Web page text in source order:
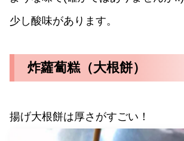
少し酸味があります。
炸蘿蔔糕（大根餅）
揚げ大根餅は厚さがすごい！